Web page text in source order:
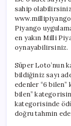
sahip
Piyango
en yakın Milli
oynayabilirsiniz.
Süper Loto’nun
bildiğiniz sayı
edenler “6
bilen”
kategorisinde
doğru tahmin